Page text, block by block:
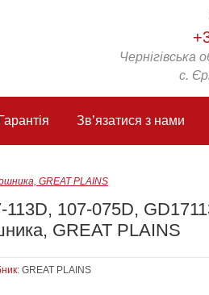
Чернігівська
с.
Гарантія Зв’язатися з нами
GREAT PLAINS
113D, 107-075D,
GREAT PLAINS
GREAT PLAINS